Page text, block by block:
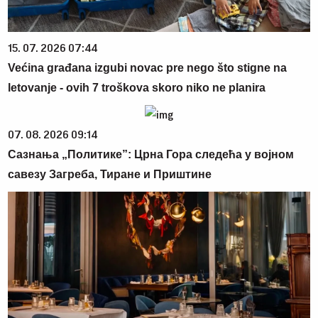
15. 07. 2026 07:44
Većina građana izgubi novac pre nego što stigne na
letovanje - ovih 7 troškova skoro niko ne planira
07. 08. 2026 09:14
Сазнања „Политике”: Црна Гора следећа у војном
савезу Загреба, Тиране и Приштине